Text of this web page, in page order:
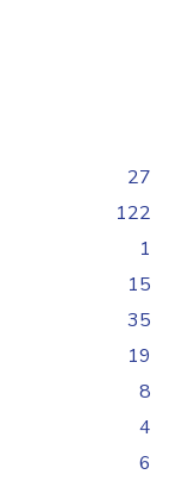
27
122
1
15
35
19
8
4
6